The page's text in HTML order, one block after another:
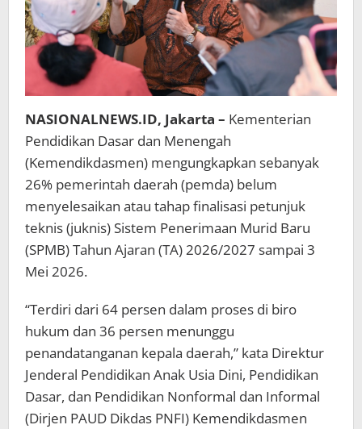
NASIONALNEWS.ID, Jakarta – Kementerian
Pendidikan Dasar dan Menengah
(Kemendikdasmen) mengungkapkan sebanyak
26% pemerintah daerah (pemda) belum
menyelesaikan atau tahap finalisasi petunjuk
teknis (juknis) Sistem Penerimaan Murid Baru
(SPMB) Tahun Ajaran (TA) 2026/2027 sampai 3
Mei 2026.
“Terdiri dari 64 persen dalam proses di biro
hukum dan 36 persen menunggu
penandatanganan kepala daerah,” kata Direktur
Jenderal Pendidikan Anak Usia Dini, Pendidikan
Dasar, dan Pendidikan Nonformal dan Informal
(Dirjen PAUD Dikdas PNFI) Kemendikdasmen